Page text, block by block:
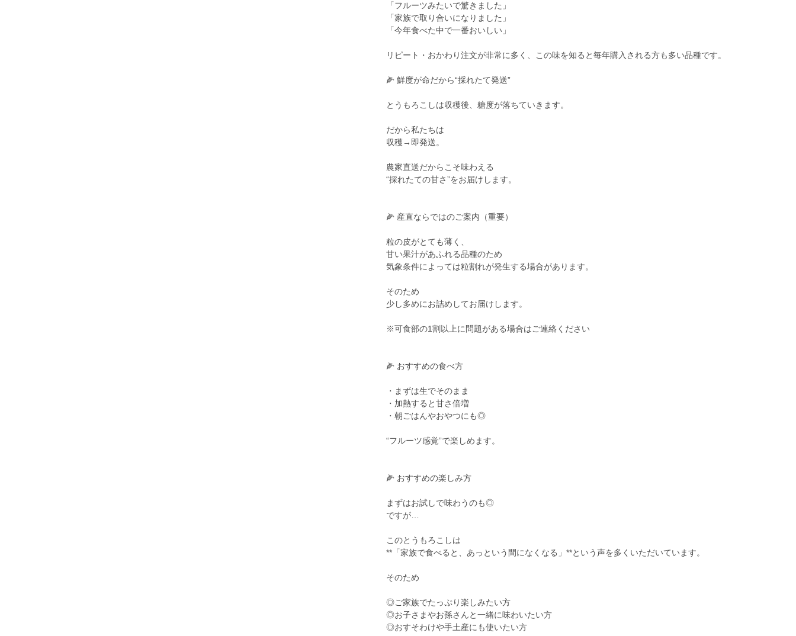
「フルーツみたいで驚きました」
「家族で取り合いになりました」
「今年食べた中で一番おいしい」
リピート・おかわり注文が非常に多く、この味を知ると毎年購入される方も多い品種です。
🌽 鮮度が命だから“採れたて発送”
とうもろこしは収穫後、糖度が落ちていきます。
だから私たちは
収穫→即発送。
農家直送だからこそ味わえる
“採れたての甘さ”をお届けします。
🌽 産直ならではのご案内（重要）
粒の皮がとても薄く、
甘い果汁があふれる品種のため
気象条件によっては粒割れが発生する場合があります。
そのため
少し多めにお詰めしてお届けします。
※可食部の1割以上に問題がある場合はご連絡ください
🌽 おすすめの食べ方
・まずは生でそのまま
・加熱すると甘さ倍増
・朝ごはんやおやつにも◎
“フルーツ感覚”で楽しめます。
🌽 おすすめの楽しみ方
まずはお試しで味わうのも◎
ですが…
このとうもろこしは
**「家族で食べると、あっという間になくなる」**という声を多くいただいています。
そのため
◎ご家族でたっぷり楽しみたい方
◎お子さまやお孫さんと一緒に味わいたい方
◎おすそわけや手土産にも使いたい方